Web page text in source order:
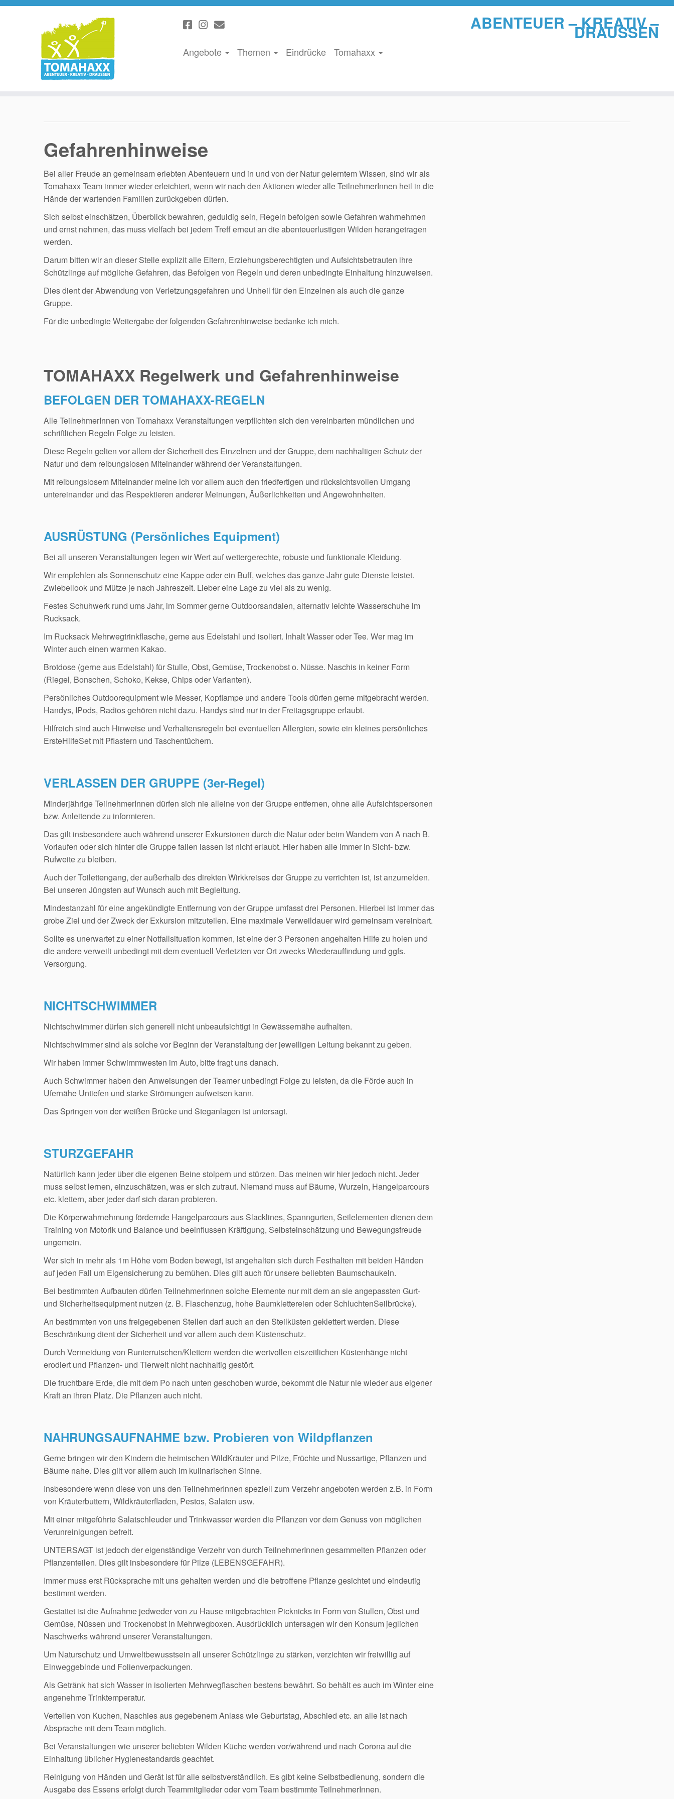
ABENTEUER – KREATIV –
DRAUSSEN
Angebote Themen Eindrücke Tomahaxx
Gefahrenhinweise
Bei aller Freude an gemeinsam erlebten Abenteuern und in und von der Natur gelerntem Wissen, sind wir als
Tomahaxx Team immer wieder erleichtert, wenn wir nach den Aktionen wieder alle TeilnehmerInnen heil in die
Hände der wartenden Familien zurückgeben dürfen.
Sich selbst einschätzen, Überblick bewahren, geduldig sein, Regeln befolgen sowie Gefahren wahrnehmen
und ernst nehmen, das muss vielfach bei jedem Treff erneut an die abenteuerlustigen Wilden herangetragen
werden.
Darum bitten wir an dieser Stelle explizit alle Eltern, Erziehungsberechtigten und Aufsichtsbetrauten ihre
Schützlinge auf mögliche Gefahren, das Befolgen von Regeln und deren unbedingte Einhaltung hinzuweisen.
Dies dient der Abwendung von Verletzungsgefahren und Unheil für den Einzelnen als auch die ganze
Gruppe.
Für die unbedingte Weitergabe der folgenden Gefahrenhinweise bedanke ich mich.
TOMAHAXX Regelwerk und Gefahrenhinweise
BEFOLGEN DER TOMAHAXX-REGELN
Alle TeilnehmerInnen von Tomahaxx Veranstaltungen verpflichten sich den vereinbarten mündlichen und
schriftlichen Regeln Folge zu leisten.
Diese Regeln gelten vor allem der Sicherheit des Einzelnen und der Gruppe, dem nachhaltigen Schutz der
Natur und dem reibungslosen Miteinander während der Veranstaltungen.
Mit reibungslosem Miteinander meine ich vor allem auch den friedfertigen und rücksichtsvollen Umgang
untereinander und das Respektieren anderer Meinungen, Äußerlichkeiten und Angewohnheiten.
AUSRÜSTUNG (Persönliches Equipment)
Bei all unseren Veranstaltungen legen wir Wert auf wettergerechte, robuste und funktionale Kleidung.
Wir empfehlen als Sonnenschutz eine Kappe oder ein Buff, welches das ganze Jahr gute Dienste leistet.
Zwiebellook und Mütze je nach Jahreszeit. Lieber eine Lage zu viel als zu wenig.
Festes Schuhwerk rund ums Jahr, im Sommer gerne Outdoorsandalen, alternativ leichte Wasserschuhe im
Rucksack.
Im Rucksack Mehrwegtrinkflasche, gerne aus Edelstahl und isoliert. Inhalt Wasser oder Tee. Wer mag im
Winter auch einen warmen Kakao.
Brotdose (gerne aus Edelstahl) für Stulle, Obst, Gemüse, Trockenobst o. Nüsse. Naschis in keiner Form
(Riegel, Bonschen, Schoko, Kekse, Chips oder Varianten).
Persönliches Outdoorequipment wie Messer, Kopflampe und andere Tools dürfen gerne mitgebracht werden.
Handys, IPods, Radios gehören nicht dazu. Handys sind nur in der Freitagsgruppe erlaubt.
Hilfreich sind auch Hinweise und Verhaltensregeln bei eventuellen Allergien, sowie ein kleines persönliches
ErsteHilfeSet mit Pflastern und Taschentüchern.
VERLASSEN DER GRUPPE (3er-Regel)
Minderjährige TeilnehmerInnen dürfen sich nie alleine von der Gruppe entfernen, ohne alle Aufsichtspersonen
bzw. Anleitende zu informieren.
Das gilt insbesondere auch während unserer Exkursionen durch die Natur oder beim Wandern von A nach B.
Vorlaufen oder sich hinter die Gruppe fallen lassen ist nicht erlaubt. Hier haben alle immer in Sicht- bzw.
Rufweite zu bleiben.
Auch der Toilettengang, der außerhalb des direkten Wirkkreises der Gruppe zu verrichten ist, ist anzumelden.
Bei unseren Jüngsten auf Wunsch auch mit Begleitung.
Mindestanzahl für eine angekündigte Entfernung von der Gruppe umfasst drei Personen. Hierbei ist immer das
grobe Ziel und der Zweck der Exkursion mitzuteilen. Eine maximale Verweildauer wird gemeinsam vereinbart.
Sollte es unerwartet zu einer Notfallsituation kommen, ist eine der 3 Personen angehalten Hilfe zu holen und
die andere verweilt unbedingt mit dem eventuell Verletzten vor Ort zwecks Wiederauffindung und ggfs.
Versorgung.
NICHTSCHWIMMER
Nichtschwimmer dürfen sich generell nicht unbeaufsichtigt in Gewässernähe aufhalten.
Nichtschwimmer sind als solche vor Beginn der Veranstaltung der jeweiligen Leitung bekannt zu geben.
Wir haben immer Schwimmwesten im Auto, bitte fragt uns danach.
Auch Schwimmer haben den Anweisungen der Teamer unbedingt Folge zu leisten, da die Förde auch in
Ufernähe Untiefen und starke Strömungen aufweisen kann.
Das Springen von der weißen Brücke und Steganlagen ist untersagt.
STURZGEFAHR
Natürlich kann jeder über die eigenen Beine stolpern und stürzen. Das meinen wir hier jedoch nicht. Jeder
muss selbst lernen, einzuschätzen, was er sich zutraut. Niemand muss auf Bäume, Wurzeln, Hangelparcours
etc. klettern, aber jeder darf sich daran probieren.
Die Körperwahrnehmung fördernde Hangelparcours aus Slacklines, Spanngurten, Seilelementen dienen dem
Training von Motorik und Balance und beeinflussen Kräftigung, Selbsteinschätzung und Bewegungsfreude
ungemein.
Wer sich in mehr als 1m Höhe vom Boden bewegt, ist angehalten sich durch Festhalten mit beiden Händen
auf jeden Fall um Eigensicherung zu bemühen. Dies gilt auch für unsere beliebten Baumschaukeln.
Bei bestimmten Aufbauten dürfen TeilnehmerInnen solche Elemente nur mit dem an sie angepassten Gurt-
und Sicherheitsequipment nutzen (z. B. Flaschenzug, hohe Baumklettereien oder SchluchtenSeilbrücke).
An bestimmten von uns freigegebenen Stellen darf auch an den Steilküsten geklettert werden. Diese
Beschränkung dient der Sicherheit und vor allem auch dem Küstenschutz.
Durch Vermeidung von Runterrutschen/Klettern werden die wertvollen eiszeitlichen Küstenhänge nicht
erodiert und Pflanzen- und Tierwelt nicht nachhaltig gestört.
Die fruchtbare Erde, die mit dem Po nach unten geschoben wurde, bekommt die Natur nie wieder aus eigener
Kraft an ihren Platz. Die Pflanzen auch nicht.
NAHRUNGSAUFNAHME bzw. Probieren von Wildpflanzen
Gerne bringen wir den Kindern die heimischen WildKräuter und Pilze, Früchte und Nussartige, Pflanzen und
Bäume nahe. Dies gilt vor allem auch im kulinarischen Sinne.
Insbesondere wenn diese von uns den TeilnehmerInnen speziell zum Verzehr angeboten werden z.B. in Form
von Kräuterbuttern, Wildkräuterfladen, Pestos, Salaten usw.
Mit einer mitgeführte Salatschleuder und Trinkwasser werden die Pflanzen vor dem Genuss von möglichen
Verunreinigungen befreit.
UNTERSAGT ist jedoch der eigenständige Verzehr von durch TeilnehmerInnen gesammelten Pflanzen oder
Pflanzenteilen. Dies gilt insbesondere für Pilze (LEBENSGEFAHR).
Immer muss erst Rücksprache mit uns gehalten werden und die betroffene Pflanze gesichtet und eindeutig
bestimmt werden.
Gestattet ist die Aufnahme jedweder von zu Hause mitgebrachten Picknicks in Form von Stullen, Obst und
Gemüse, Nüssen und Trockenobst in Mehrwegboxen. Ausdrücklich untersagen wir den Konsum jeglichen
Naschwerks während unserer Veranstaltungen.
Um Naturschutz und Umweltbewusstsein all unserer Schützlinge zu stärken, verzichten wir freiwillig auf
Einweggebinde und Folienverpackungen.
Als Getränk hat sich Wasser in isolierten Mehrwegflaschen bestens bewährt. So behält es auch im Winter eine
angenehme Trinktemperatur.
Verteilen von Kuchen, Naschies aus gegebenem Anlass wie Geburtstag, Abschied etc. an alle ist nach
Absprache mit dem Team möglich.
Bei Veranstaltungen wie unserer beliebten Wilden Küche werden vor/während und nach Corona auf die
Einhaltung üblicher Hygienestandards geachtet.
Reinigung von Händen und Gerät ist für alle selbstverständlich. Es gibt keine Selbstbedienung, sondern die
Ausgabe des Essens erfolgt durch Teammitglieder oder vom Team bestimmte TeilnehmerInnen.